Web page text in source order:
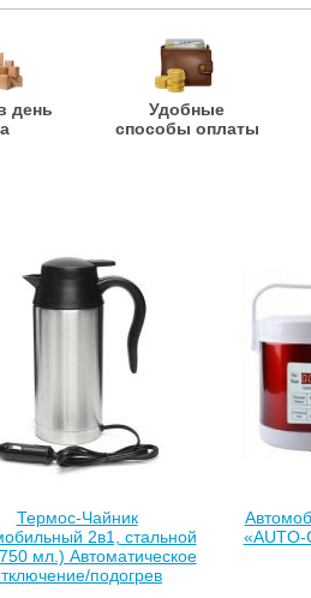
день
Удобные
способы оплаты
Термос-Чайник
2в1, стальной
мл.) Автоматическое
подогрев